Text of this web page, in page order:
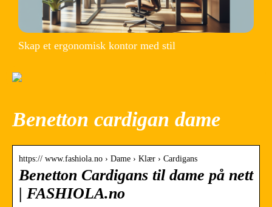
Skap et ergonomisk kontor med stil
Benetton cardigan dame
https:// www.fashiola.no › Dame › Klær › Cardigans
Benetton Cardigans til dame på nett
| FASHIOLA.no